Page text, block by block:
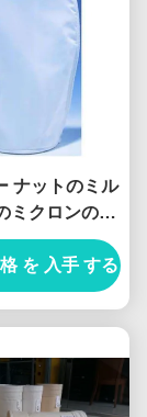
ナットのミル
ミクロンのナ
フィルター・
ローストリン
グ
を 入手 する